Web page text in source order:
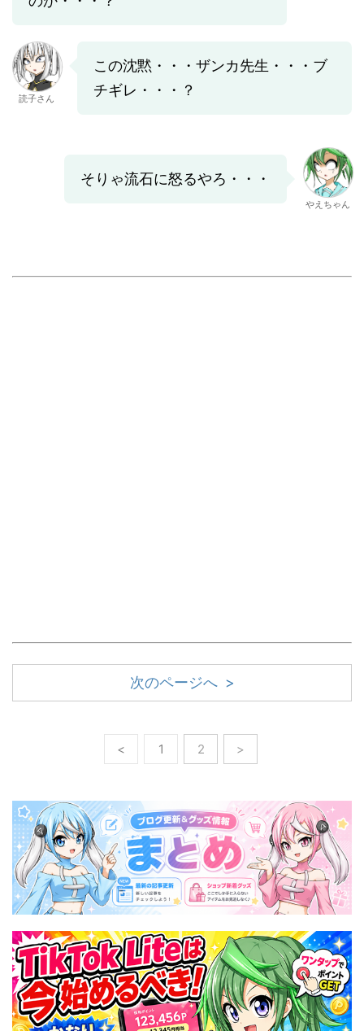
読子さん
この沈黙・・・ザンカ先生・・・ブ
チギレ・・・？
そりゃ流石に怒るやろ・・・
やえちゃん
次のページへ >
< 1 2 >